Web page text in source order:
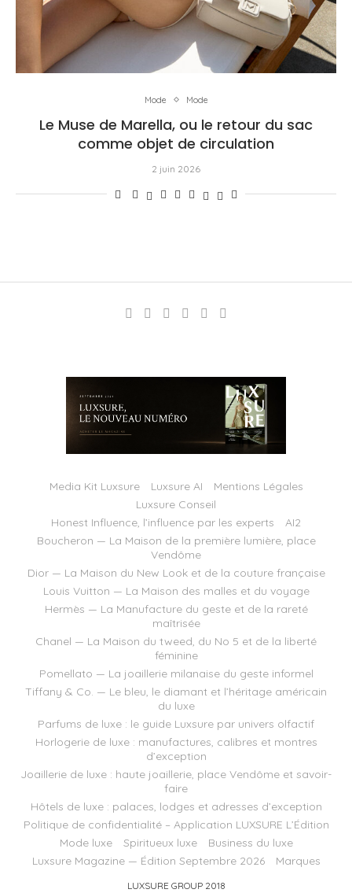
Mode Mode
Le Muse de Marella, ou le retour du sac
comme objet de circulation
2 juin 2026
Media Kit Luxsure Luxsure AI
Mentions Légales
Luxsure Conseil
Honest Influence, l’influence par les experts
AI2
Boucheron — La Maison de la première lumière, place
Vendôme
Dior — La Maison du New Look et de la couture française
Louis Vuitton — La Maison des malles et du voyage
Hermès — La Manufacture du geste et de la rareté
maîtrisée
Chanel — La Maison du tweed, du No 5 et de la liberté
féminine
Pomellato — La joaillerie milanaise du geste informel
Tiffany & Co. — Le bleu, le diamant et l’héritage américain
du luxe
Parfums de luxe : le guide Luxsure par univers olfactif
Horlogerie de luxe : manufactures, calibres et montres
d’exception
Joaillerie de luxe : haute joaillerie, place Vendôme et savoir-
faire
Hôtels de luxe : palaces, lodges et adresses d’exception
Politique de confidentialité – Application LUXSURE L’Édition
Mode luxe
Spiritueux luxe
Business du luxe
Luxsure Magazine — Édition Septembre 2026
Marques
LUXSURE GROUP 2018